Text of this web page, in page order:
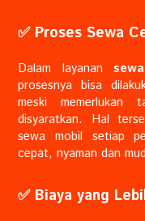
✅️ Proses Sewa
Dalam layanan
prosesnya bisa
meski memerlukan
disyaratkan. Hal
sewa mobil setiap
cepat, nyaman dan
✅️ Biaya yang